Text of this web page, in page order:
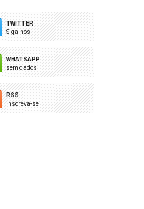
TWITTER
Siga-nos
WHATSAPP
sem dados
RSS
Inscreva-se